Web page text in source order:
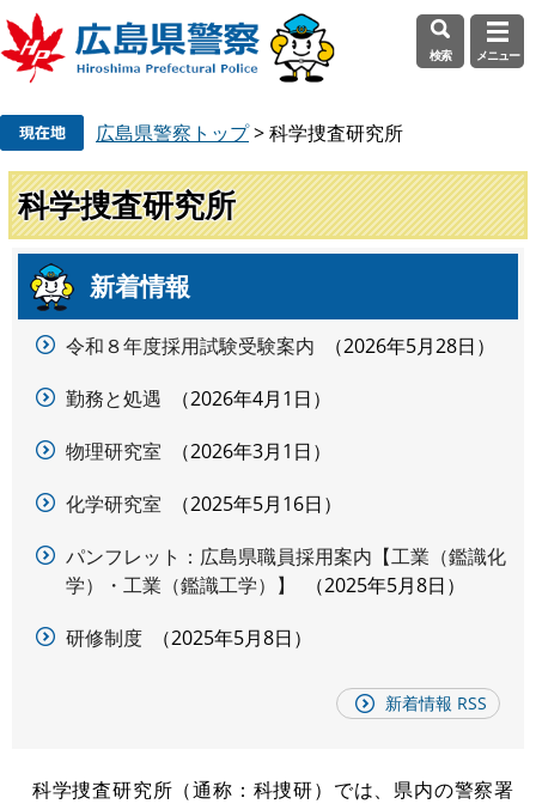
の
先
頭
ー
を
飛
検索 メニュー
広島県警察トップ>科学捜査研究所
科学捜査研究所
本
文
新着情報
令和８年度採用試験受験案内
2026年5月28日
勤務と処遇
2026年4月1日
物理研究室
2026年3月1日
化学研究室
2025年5月16日
パンフレット：広島県職員採用案内【工業（鑑識化
学）・工業（鑑識工学）】
2025年5月8日
研修制度
2025年5月8日
新着情報 RSS
科学捜査研究所 （通称：科捜研）では、県内の警察署